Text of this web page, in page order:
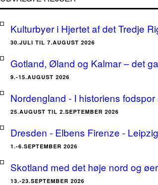
Kulturbyer i Hjertet af det Tredje
30.JULI TIL 7.AUGUST 2026
Gotland, Øland og Kalmar – det
9.-15.AUGUST 2026
Nordengland - I historiens
25.AUGUST TIL 2.SEPTEMBER 2026
Dresden - Elbens Firenze -
1.-6.SEPTEMBER 2026
Skotland med det høje nord og
13.-23.SEPTEMBER 2026